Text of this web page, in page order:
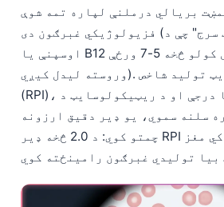
بریالي درملنې لپاره تمه شوې
فزیولوژیکي غبرګون دی (د "ریټیکولوسایټ سرج" چې د
اوسپنې یا B12 ضمیمه کولو پیل کولو څخه 5-7 ورځې
وروسته لیدل کیږي). د ریټیکولوسایټ تولید شاخص
(RPI)، کوم چې د انیمیا درجې او د ریټیکولوسایټ د
سلنه سموي، یو ډیر دقیق ارزونه
چمتو کوي: د 2.0 څخه ډیر RPI تاییدوي چې د هډوکي مغز
Қазақ тілі
Suomi
Hrvatski
سنڌي
සිංහල